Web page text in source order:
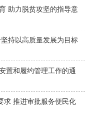
助力脱贫攻坚的指导意
持以高质量发展为目标
置和履约管理工作的通
求 推进审批服务便民化